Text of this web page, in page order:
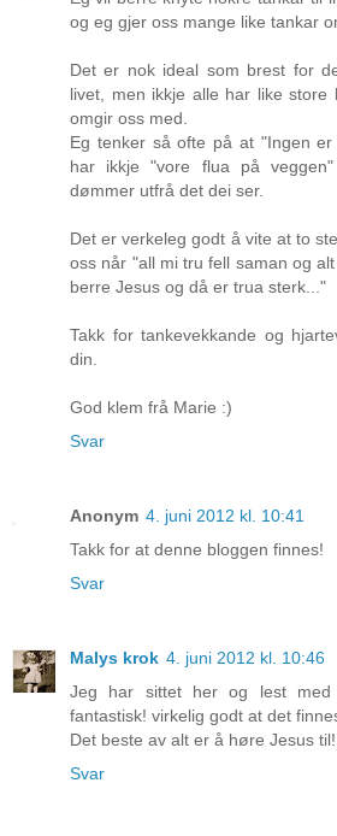
og eg gjer oss mange like tankar
Det er nok ideal som brest for
livet, men ikkje alle har like store
omgir oss med.
Eg tenker så ofte på at "Ingen
har ikkje "vore flua på
dømmer utfrå det dei ser.
Det er verkeleg godt å vite at to
oss når "all mi tru fell saman og
berre Jesus og då er trua sterk..."
Takk for tankevekkande og
din.
God klem frå Marie :)
Svar
Anonym 4. juni 2012 kl. 10:41
Takk for at denne bloggen finnes!
Svar
Malys krok 4. juni 2012 kl. 10:46
Jeg har sittet her og lest
fantastisk! virkelig godt at det
Det beste av alt er å høre Jesus
Svar